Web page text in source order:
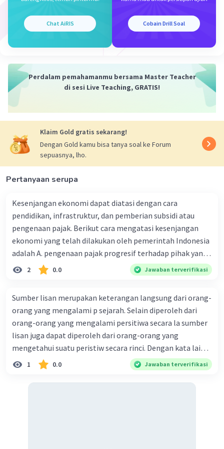
Chat AiRIS Cobain Drill Soal
Perdalam pemahamanmu bersama Master Teacher
di sesi Live Teaching, GRATIS!
Klaim Gold gratis sekarang!
Dengan Gold kamu bisa tanya soal ke Forum
sepuasnya, lho.
Pertanyaan serupa
Kesenjangan ekonomi dapat diatasi dengan cara
pendidikan, infrastruktur, dan pemberian subsidi atau
pengenaan pajak. Berikut cara mengatasi kesenjangan
ekonomi yang telah dilakukan oleh pemerintah Indonesia
adalah A. pengenaan pajak progresif terhadap pihak yang
memiliki aset, modal kuat, dan profit yang besar B.
memberikan program gratis listrik dan transportasi C.
mengurangi biaya pendidikan bagi orang tua yang kurang
mampu D. pemberian subsidi bahan makanan pokok bagi
semua kalangan untuk menghindari kelaparan E.
pembangunan jalan dan jembatan sebagai sarana
transportasi
2 0.0 Jawaban terverifikasi
Sumber lisan merupakan keterangan langsung dari orang-
orang yang mengalami p sejarah. Selain diperoleh dari
orang-orang yang mengalami persitiwa secara la sumber
lisan juga dapat diperoleh dari orang-orang yang
mengetahui suatu peristiw secara rinci. Dengan kata lain
sumber sejarah lisan dapat digunakan untuk sumba dan
sekunder. Bagaimana cara mendapatkan sumber sejarah
1 0.0 Jawaban terverifikasi